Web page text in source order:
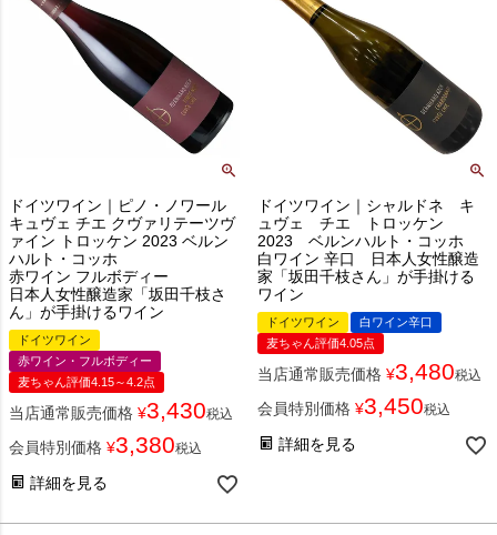
ドイツワイン｜ピノ・ノワール
キュヴェ チエ クヴァリテーツヴ
ァイン トロッケン 2023 ベルン
ハルト・コッホ
赤ワイン フルボディー
日本人女性醸造家「坂田千枝さ
ん」が手掛けるワイン
ドイツワイン
赤ワイン・フルボディー
麦ちゃん評価4.15～4.2点
当店通常販売価格 ¥3,430税込
会員特別価格 ¥3,380税込
詳細を見る
ドイツワイン｜シャルドネ キ
ュヴェ チエ トロッケン
2023 ベルンハルト・コッホ
白ワイン 辛口 日本人女性醸造
家「坂田千枝さん」が手掛ける
ワイン
ドイツワイン
白ワイン辛口
麦ちゃん評価4.05点
当店通常販売価格 ¥3,480税込
会員特別価格 ¥3,450税込
詳細を見る